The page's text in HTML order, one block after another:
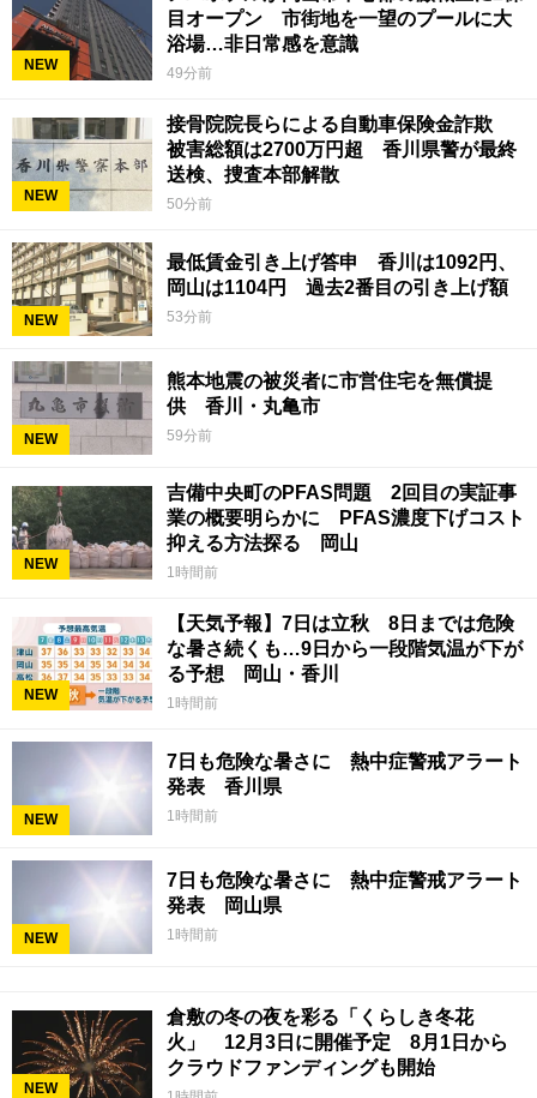
NEW
目オープン 市街地を一望のプールに大
浴場…非日常感を意識
49分前
NEW
接骨院院長らによる自動車保険金詐欺
被害総額は2700万円超 香川県警が最終
送検、捜査本部解散
50分前
NEW
最低賃金引き上げ答申 香川は1092円、
岡山は1104円 過去2番目の引き上げ額
53分前
NEW
熊本地震の被災者に市営住宅を無償提
供 香川・丸亀市
59分前
NEW
吉備中央町のPFAS問題 2回目の実証事
業の概要明らかに PFAS濃度下げコスト
抑える方法探る 岡山
1時間前
NEW
【天気予報】7日は立秋 8日までは危険
な暑さ続くも…9日から一段階気温が下が
る予想 岡山・香川
1時間前
NEW
7日も危険な暑さに 熱中症警戒アラート
発表 香川県
1時間前
NEW
7日も危険な暑さに 熱中症警戒アラート
発表 岡山県
1時間前
NEW
倉敷の冬の夜を彩る「くらしき冬花
火」 12月3日に開催予定 8月1日から
クラウドファンディングも開始